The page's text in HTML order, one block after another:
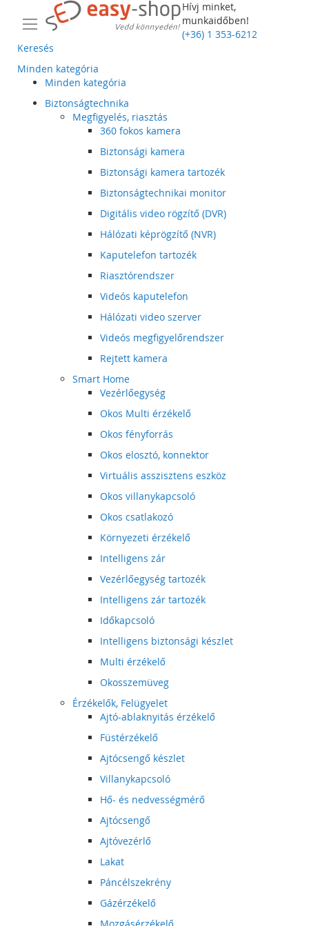
Hívj minket,
munkaidőben!
(+36) 1 353-6212
Keresés
Minden kategória
Minden kategória
Biztonságtechnika
Megfigyelés, riasztás
360 fokos kamera
Biztonsági kamera
Biztonsági kamera tartozék
Biztonságtechnikai monitor
Digitális video rögzítő (DVR)
Hálózati képrögzítő (NVR)
Kaputelefon tartozék
Riasztórendszer
Videós kaputelefon
Hálózati video szerver
Videós megfigyelőrendszer
Rejtett kamera
Smart Home
Vezérlőegység
Okos Multi érzékelő
Okos fényforrás
Okos elosztó, konnektor
Virtuális asszisztens eszköz
Okos villanykapcsoló
Okos csatlakozó
Környezeti érzékelő
Intelligens zár
Vezérlőegység tartozék
Intelligens zár tartozék
Időkapcsoló
Intelligens biztonsági készlet
Multi érzékelő
Okosszemüveg
Érzékelők, Felügyelet
Ajtó-ablaknyitás érzékelő
Füstérzékelő
Ajtócsengő készlet
Villanykapcsoló
Hő- és nedvességmérő
Ajtócsengő
Ajtóvezérlő
Lakat
Páncélszekrény
Gázérzékelő